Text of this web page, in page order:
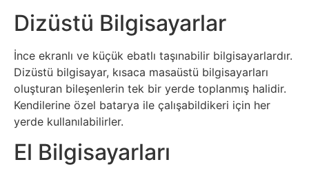
Dokümanlar
Domain
Download
Dizüstü Bilgisayarlar
İnce ekranlı ve küçük ebatlı taşınabilir bilgisayarlardır.
Dizüstü bilgisayar, kısaca masaüstü bilgisayarları
oluşturan bileşenlerin tek bir yerde toplanmış halidir.
Kendilerine özel batarya ile çalışabildikeri için her
yerde kullanılabilirler.
El Bilgisayarları